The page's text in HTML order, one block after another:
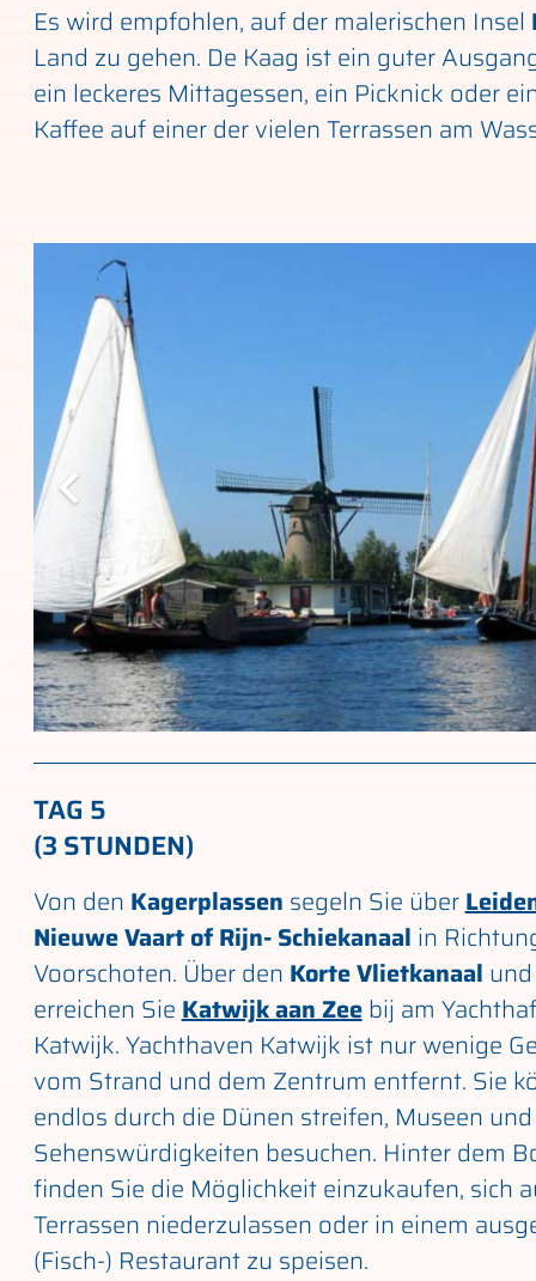
Es wird empfohlen, auf der malerischen Insel
Land zu gehen. De Kaag ist ein guter
ein leckeres Mittagessen, ein Picknick oder
Kaffee auf einer der vielen Terrassen am
TAG 5
(3 STUNDEN)
Von den Kagerplassen segeln Sie über
Nieuwe Vaart of Rijn- Schiekanaal in
Voorschoten. Über den Korte Vlietkanaal
erreichen SieKatwijk aan Zeebij am
Katwijk. Yachthaven Katwijk ist nur wenige
vom Strand und dem Zentrum entfernt. Sie
endlos durch die Dünen streifen, Museen
Sehenswürdigkeiten besuchen. Hinter dem
finden Sie die Möglichkeit einzukaufen, sich
Terrassen niederzulassen oder in einem
(Fisch-) Restaurant zu speisen.